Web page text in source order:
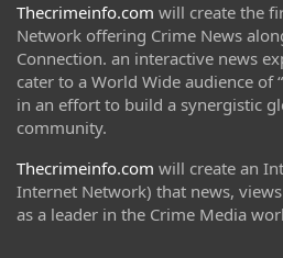
Thecrimeinfo.com will create the
Network offering Crime News
Connection. an interactive news
cater to a World Wide audience of
in an effort to build a synergistic
community.
Thecrimeinfo.com will create an
Internet Network) that news,
as a leader in the Crime Media